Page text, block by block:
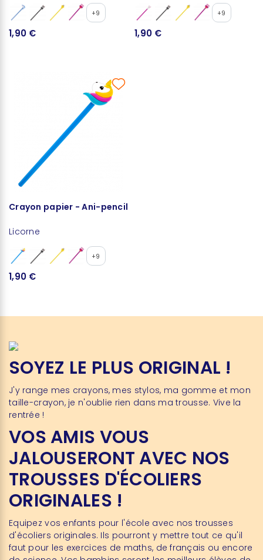
+9
1,90 €
+9
1,90 €
Crayon papier - Ani-pencil
Licorne
+9
1,90 €
SOYEZ LE PLUS ORIGINAL !
J'y range mes crayons, mes stylos, ma gomme et mon
taille-crayon, je n'oublie rien dans ma trousse. Vive la
rentrée !
VOS AMIS VOUS
JALOUSERONT AVEC NOS
TROUSSES D'ÉCOLIERS
ORIGINALES !
Equipez vos enfants pour l'école avec nos trousses
d'écoliers originales. Ils pourront y mettre tout ce qu'il
faut pour les exercices de maths, de français ou encore